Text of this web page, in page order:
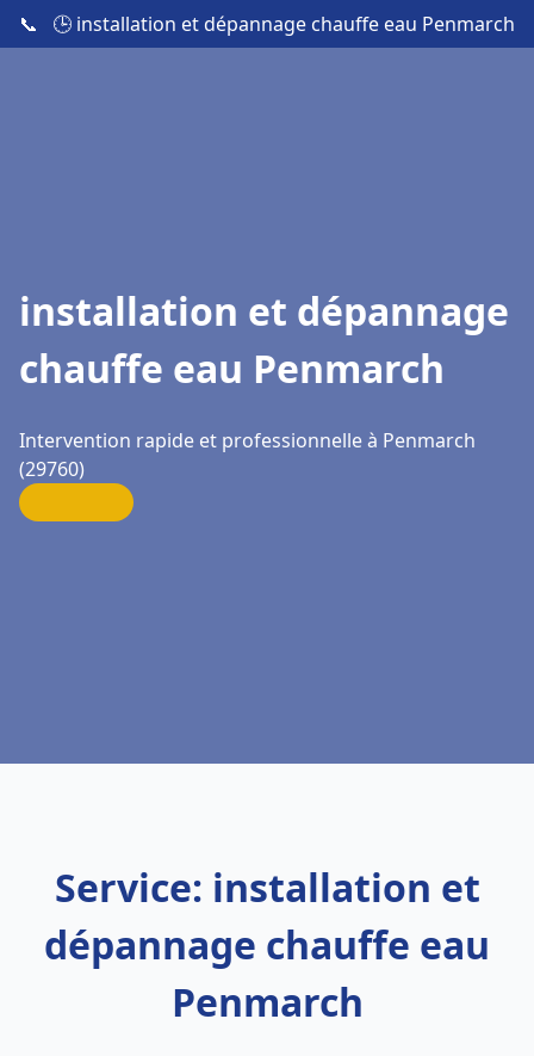
📞 🕒 installation et dépannage chauffe eau Penmarch
installation et dépannage
chauffe eau Penmarch
Intervention rapide et professionnelle à Penmarch
(29760)
Service: installation et
dépannage chauffe eau
Penmarch